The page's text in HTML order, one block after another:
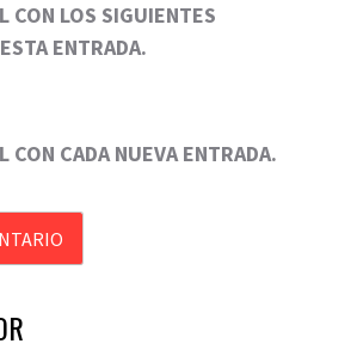
CON LOS SIGUIENTES
ENTRADA.
CON CADA NUEVA ENTRADA.